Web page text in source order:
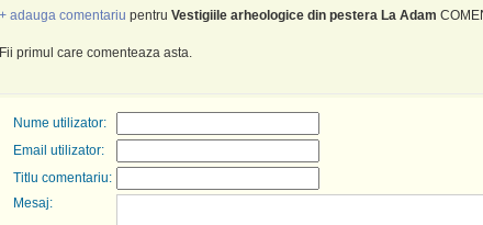
+ adauga comentariu pentru Vestigiile arheologice din pestera La Adam
Fii primul care comenteaza asta.
Nume utilizator:
Email utilizator:
Titlu comentariu:
Mesaj: